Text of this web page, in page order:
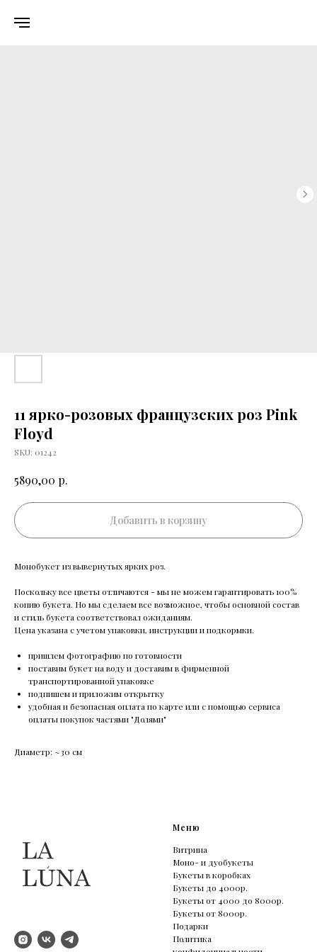
11 ярко-розовых французских роз Pink
Floyd
SKU: 01242
5890,00 р.
Добавить в корзину
Монобукет из вывернутых ярких роз.
Поскольку все цветы отличаются - мы не можем гарантировать 100%
копию букета. Но мы сделаем все возможное, чтобы основной состав
и стиль букета соответствовал ожиданиям.
Цена указана с учетом упаковки, инструкции и подкормки.
пришлем фотографию по готовности
поставим букет на воду и доставим в фирменной
транспортированной упаковке
подпишем и приложим открытку
удобная и безопасная оплата по карте или с помощью сервиса
оплаты покупок частями "Долями"
Диаметр: ~30 см
Меню
Витрина
Моно- и дуобукеты
Букеты в коробках
Букеты до 4000р.
Букеты от 4000 до 8000р.
Букеты от 8000р.
Подарки
Политика